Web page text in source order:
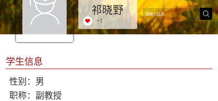
祁晓野
+1
学生信息
性别：男
职称：副教授